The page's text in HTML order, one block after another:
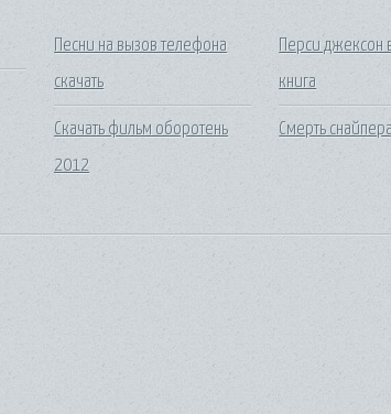
Песни на вызов телефона
скачать
Скачать фильм оборотень
2012
Перси джексон
книга
Смерть